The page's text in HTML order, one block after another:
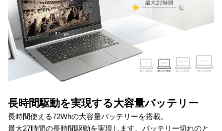
長時間駆動を実現する大容量バッテリー
長時間使える72Whの大容量バッテリーを搭載。
最大27時間の長時間駆動を実現します。バッテリー切れのと